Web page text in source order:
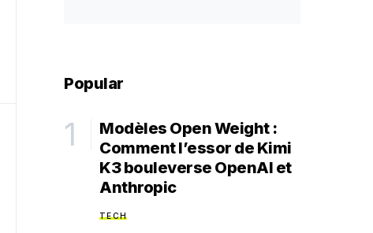
Popular
Modèles Open Weight :
Comment l’essor de Kimi
K3 bouleverse OpenAI et
Anthropic
TECH